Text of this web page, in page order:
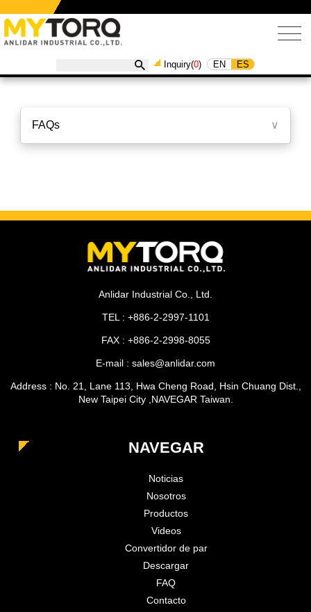
Inquiry(0) EN ES
FAQs ∨
Anlidar Industrial Co., Ltd.
TEL : +886-2-2997-1101
FAX : +886-2-2998-8055
E-mail : sales@anlidar.com
Address : No. 21, Lane 113, Hwa Cheng Road, Hsin Chuang Dist.,
New Taipei City ,NAVEGAR Taiwan.
NAVEGAR
Noticias
Nosotros
Productos
Videos
Convertidor de par
Descargar
FAQ
Contacto